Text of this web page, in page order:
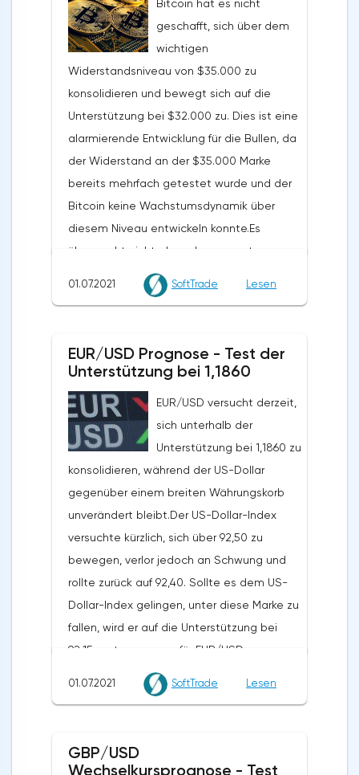
Bitcoin hat es nicht
geschafft, sich über dem
wichtigen
Widerstandsniveau von $35.000 zu
konsolidieren und bewegt sich auf die
Unterstützung bei $32.000 zu. Dies ist eine
alarmierende Entwicklung für die Bullen, da
der Widerstand an der $35.000 Marke
bereits mehrfach getestet wurde und der
Bitcoin keine Wachstumsdynamik über
diesem Niveau entwickeln konnte.Es
überrascht nicht, dass der gesamte
Kryptomarkt unter Druck geriet, nachdem
Bitcoin unter $35.000 gefallen war.
$2.150. Dogecoin ist unter ein wichtiges
und versucht, sich unter $0,24 zu
konsolidieren. XRP hat ebenfalls an
Schwung nach unten gewonnen und testet
die $0,66 Marke.Gestern schrieb ich, dass
Bitcoin zusätzliche
Wachstumskatalysatoren benötigt, um sich
über die $35.000-Marke zu bewegen. Zum
jetzigen Zeitpunkt sieht es so aus, als ob
der Weg des geringsten Widerstandes
nach unten führt, so dass Bitcoin eine gute
Chance hat, ein Momentum nach unten zu
Abwärtskatalysatoren auftauchen. Bitcoin
Technische Analyse und Prognose.
Widerstandsniveaus Bitcoin stieß bei
$35.000 auf starken Widerstand und zog
01.07.2021 SoftTrade Lesen
EUR/USD Prognose - Test der
Unterstützung bei 1,1860
EUR/USD versucht derzeit,
sich unterhalb der
Unterstützung bei 1,1860 zu
konsolidieren, während der US-Dollar
gegenüber einem breiten Währungskorb
unverändert bleibt.Der US-Dollar-Index
versuchte kürzlich, sich über 92,50 zu
bewegen, verlor jedoch an Schwung und
rollte zurück auf 92,40. Sollte es dem US-
Dollar-Index gelingen, unter diese Marke zu
fallen, wird er auf die Unterstützung bei
92,15 zusteuern, was für EUR/USD
zinsbullisch wäre.Heute werden sich
Devisenhändler auf die US-
Arbeitslosenunterstützung von 411.000 auf
01.07.2021 SoftTrade Lesen
GBP/USD
Wechselkursprognose - Test